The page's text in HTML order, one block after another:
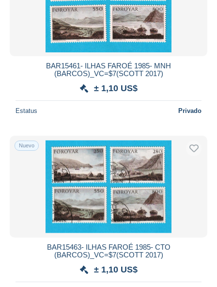
BAR15461- ILHAS FAROÉ 1985- MNH
(BARCOS)_VC=$7(SCOTT 2017)
± 1,10 US$
Estatus Privado
Nuevo
BAR15463- ILHAS FAROÉ 1985- CTO
(BARCOS)_VC=$7(SCOTT 2017)
± 1,10 US$